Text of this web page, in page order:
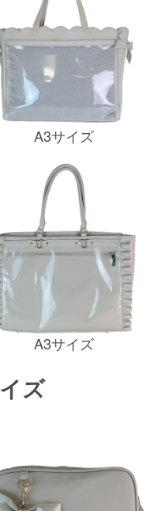
A3サイズ
A3サイズ
ズ